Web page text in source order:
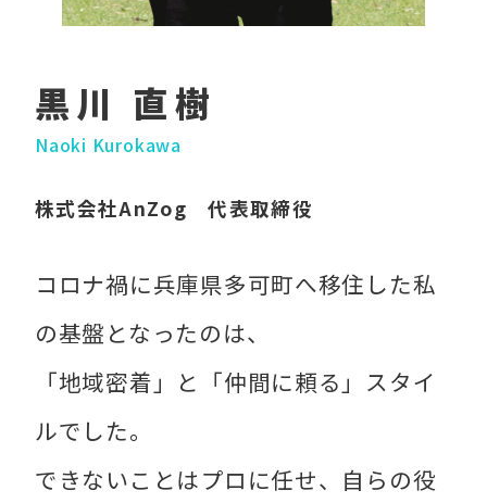
黒川 直樹
Naoki Kurokawa
株式会社AnZog 代表取締役
コロナ禍に兵庫県多可町へ移住した私
の基盤となったのは、
「地域密着」と「仲間に頼る」スタイ
ルでした。
できないことはプロに任せ、自らの役